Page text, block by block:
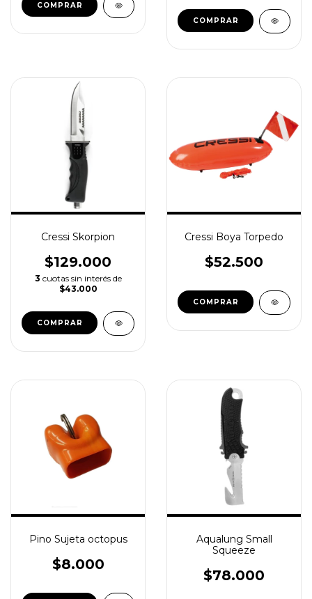
Cressi Skorpion
$129.000
3 cuotas sin interés de
$43.000
Cressi Boya Torpedo
$52.500
COMPRAR
Pino Sujeta octopus
$8.000
Aqualung Small
Squeeze
$78.000